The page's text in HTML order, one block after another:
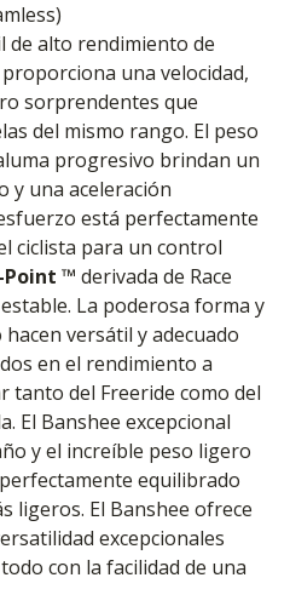
de alto rendimiento de
una velocidad,
sorprendentes que
del mismo rango. El peso
progresivo brindan un
y una aceleración
está perfectamente
ciclista para un control
Point ™ derivada de Race
La poderosa forma y
versátil y adecuado
​​en el rendimiento a
tanto del Freeride como del
El Banshee excepcional
y el increíble peso ligero
equilibrado
ligeros. El Banshee ofrece
excepcionales
con la facilidad de una